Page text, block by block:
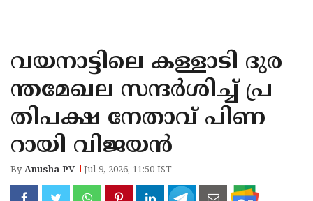
KANNUR
KASARAGOD
വയനാട്ടിലെ കള്ളാടി ദുര
ന്തമേഖല സന്ദര്‍ശിച്ച് പ്ര
തിപക്ഷ നേതാവ് പിണ
റായി വിജയന്‍
ByAnusha PV Jul 9, 2026, 11:50 IST